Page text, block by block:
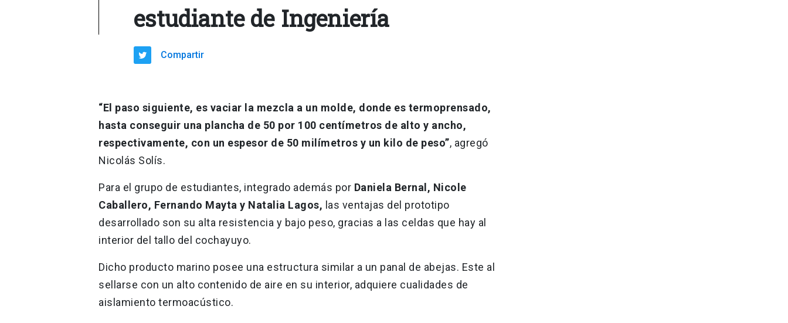
estudiante de Ingeniería
Compartir
“El paso siguiente, es vaciar la mezcla a un molde, donde es termoprensado,
hasta conseguir una plancha de 50 por 100 centímetros de alto y ancho,
respectivamente, con un espesor de 50 milímetros y un kilo de peso”, agregó
Nicolás Solís.
Para el grupo de estudiantes, integrado además por Daniela Bernal, Nicole
Caballero, Fernando Mayta y Natalia Lagos, las ventajas del prototipo
desarrollado son su alta resistencia y bajo peso, gracias a las celdas que hay al
interior del tallo del cochayuyo.
Dicho producto marino posee una estructura similar a un panal de abejas. Este al
sellarse con un alto contenido de aire en su interior, adquiere cualidades de
aislamiento termoacústico.